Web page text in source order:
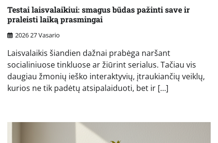
Testai laisvalaikiui: smagus būdas pažinti save ir
praleisti laiką prasmingai
2026 27 Vasario
Laisvalaikis šiandien dažnai prabėga naršant
socialiniuose tinkluose ar žiūrint serialus. Tačiau vis
daugiau žmonių ieško interaktyvių, įtraukiančių veiklų,
kurios ne tik padėtų atsipalaiduoti, bet ir […]